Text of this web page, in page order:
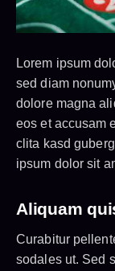
Lorem ipsum
sed diam
dolore magna
eos et accusam
clita kasd
ipsum dolor sit
Aliquam
Curabitur
sodales ut. Sed